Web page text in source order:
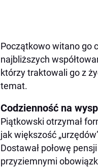
Początkowo witano go
najbliższych
którzy traktowali go z
temat.
Codzienność na
Piątkowski otrzymał
jak większość
Dostawał połowę
przyziemnymi